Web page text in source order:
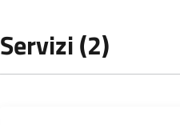
Servizi (2)